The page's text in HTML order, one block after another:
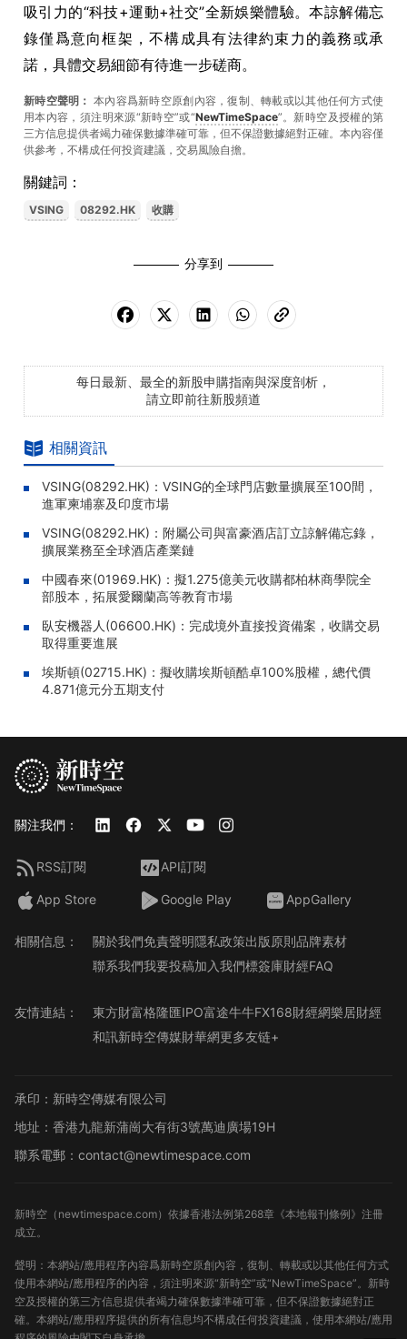
吸引力的“科技+運動+社交”全新娛樂體驗。本諒解備忘
錄僅爲意向框架，不構成具有法律約束力的義務或承
諾，具體交易細節有待進一步磋商。
新時空聲明： 本內容爲新時空原創內容，復制、轉載或以其他任何方式使
用本內容，須注明來源“新時空”或“NewTimeSpace”。新時空及授權的第
三方信息提供者竭力確保數據準確可靠，但不保證數據絕對正確。本內容僅
供參考，不構成任何投資建議，交易風險自擔。
關鍵詞：
VSING 08292.HK 收購
分享到
每日最新、最全的新股申購指南與深度剖析，
請立即前往新股頻道
相關資訊
VSING(08292.HK)：VSING的全球門店數量擴展至100間，
進軍柬埔寨及印度市場
VSING(08292.HK)：附屬公司與富豪酒店訂立諒解備忘錄，
擴展業務至全球酒店產業鏈
中國春來(01969.HK)：擬1.275億美元收購都柏林商學院全
部股本，拓展愛爾蘭高等教育市場
臥安機器人(06600.HK)：完成境外直接投資備案，收購交易
取得重要進展
埃斯頓(02715.HK)：擬收購埃斯頓酷卓100%股權，總代價
4.871億元分五期支付
關注我們：
RSS訂閱 API訂閱
App Store Google Play AppGallery
相關信息： 關於我們免責聲明隱私政策出版原則品牌素材
聯系我們我要投稿加入我們標簽庫財經FAQ
友情連結： 東方財富格隆匯IPO富途牛牛FX168財經網樂居財經
和訊新時空傳媒財華網更多友链+
承印：新時空傳媒有限公司
地址：香港九龍新蒲崗大有街3號萬迪廣場19H
聯系電郵：contact@newtimespace.com
新時空（ newtimespace.com）依據香港法例第268章《本地報刊條例》注冊
成立。
聲明：本網站/應用程序內容爲新時空原創內容，復制、轉載或以其他任何方式
使用本網站/應用程序的內容，須注明來源“新時空”或“NewTimeSpace”。新時
空及授權的第三方信息提供者竭力確保數據準確可靠，但不保證數據絕對正
確。本網站/應用程序提供的所有信息均不構成任何投資建議，使用本網站/應用